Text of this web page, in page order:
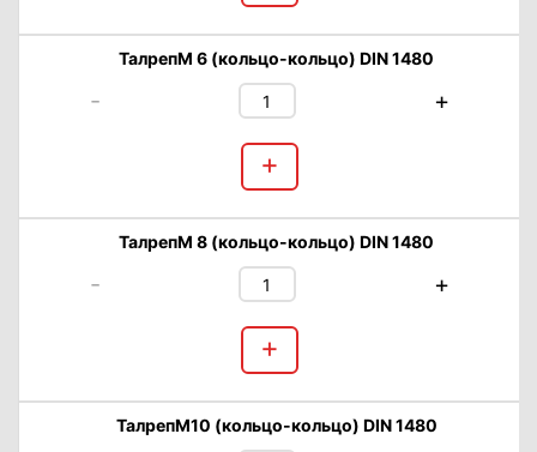
ТалрепМ 6 (кольцо-кольцо) DIN 1480
- +
+
ТалрепМ 8 (кольцо-кольцо) DIN 1480
- +
+
ТалрепМ10 (кольцо-кольцо) DIN 1480